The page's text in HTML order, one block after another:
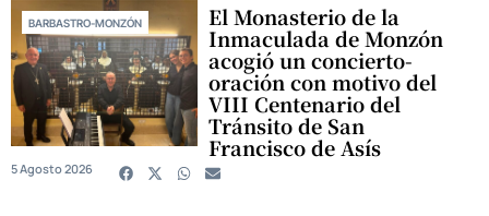
BARBASTRO-MONZÓN El Monasterio de la
Inmaculada de Monzón
acogió un concierto-
oración con motivo del
VIII Centenario del
Tránsito de San
Francisco de Asís
5 Agosto 2026